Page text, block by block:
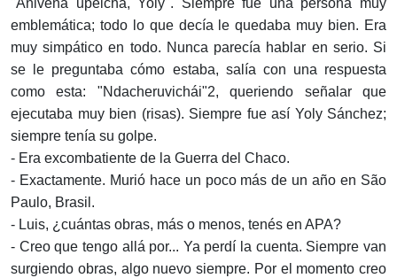
"Anivéna upéicha, Yoly". Siempre fue una persona muy
emblemática; todo lo que decía le quedaba muy bien. Era
muy simpático en todo. Nunca parecía hablar en serio. Si
se le preguntaba cómo estaba, salía con una respuesta
como esta: "Ndacheruvichái"2, queriendo señalar que
ejecutaba muy bien (risas). Siempre fue así Yoly Sánchez;
siempre tenía su golpe.
- Era excombatiente de la Guerra del Chaco.
- Exactamente. Murió hace un poco más de un año en São
Paulo, Brasil.
- Luis, ¿cuántas obras, más o menos, tenés en APA?
- Creo que tengo allá por... Ya perdí la cuenta. Siempre van
surgiendo obras, algo nuevo siempre. Por el momento creo